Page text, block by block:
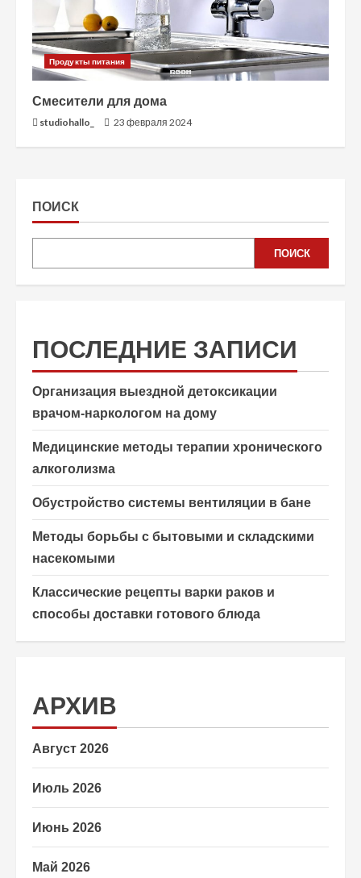
Продукты питания
Смесители для дома
studiohallo_ 23 февраля 2024
ПОИСК
ПОИСК
ПОСЛЕДНИЕ ЗАПИСИ
Организация выездной детоксикации
врачом-наркологом на дому
Медицинские методы терапии хронического
алкоголизма
Обустройство системы вентиляции в бане
Методы борьбы с бытовыми и складскими
насекомыми
Классические рецепты варки раков и
способы доставки готового блюда
АРХИВ
Август 2026
Июль 2026
Июнь 2026
Май 2026